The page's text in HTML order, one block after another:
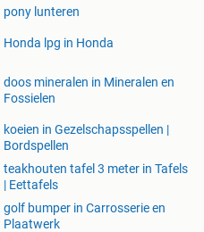
pony lunteren
Honda lpg in Honda
doos mineralen in Mineralen en
Fossielen
koeien in Gezelschapsspellen |
Bordspellen
teakhouten tafel 3 meter in Tafels
| Eettafels
golf bumper in Carrosserie en
Plaatwerk